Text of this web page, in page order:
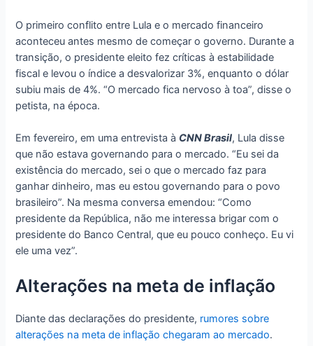
O primeiro conflito entre Lula e o mercado financeiro
aconteceu antes mesmo de começar o governo. Durante a
transição, o presidente eleito fez críticas à estabilidade
fiscal e levou o índice a desvalorizar 3%, enquanto o dólar
subiu mais de 4%. “O mercado fica nervoso à toa”, disse o
petista, na época.
Em fevereiro, em uma entrevista à CNN Brasil, Lula disse
que não estava governando para o mercado. “Eu sei da
existência do mercado, sei o que o mercado faz para
ganhar dinheiro, mas eu estou governando para o povo
brasileiro”. Na mesma conversa emendou: “Como
presidente da República, não me interessa brigar com o
presidente do Banco Central, que eu pouco conheço. Eu vi
ele uma vez”.
Alterações na meta de inflação
Diante das declarações do presidente, rumores sobre
alterações na meta de inflação chegaram ao mercado.